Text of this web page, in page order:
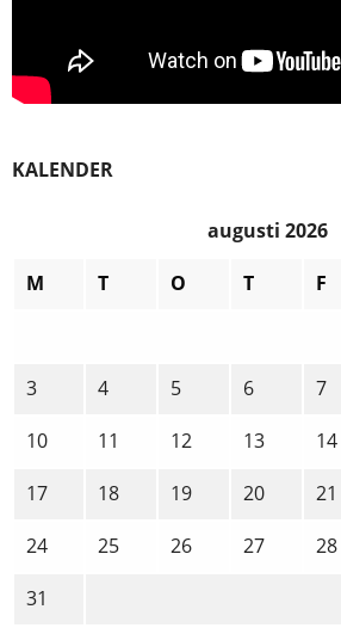
KALENDER
augusti 2026
M
T O T F
3
4 5 6 7
10
11 12 13 14
17
18 19 20 21
24
25 26 27 28
31